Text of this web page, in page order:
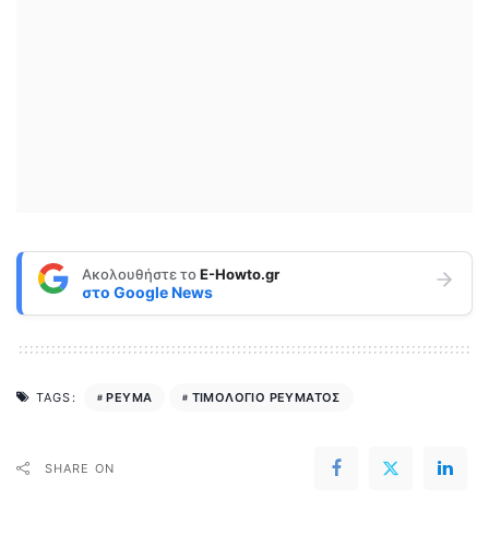
Ακολουθήστε τοE-Howto.gr
στο Google News
TAGS: ΡΕΥΜΑ ΤΙΜΟΛΟΓΙΟ ΡΕΥΜΑΤΟΣ
SHARE ON